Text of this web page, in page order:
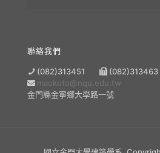
聯絡我們
(082)313451
(082)313463
maokoto@nqu.edu.tw
金門縣金寧鄉大學路一號